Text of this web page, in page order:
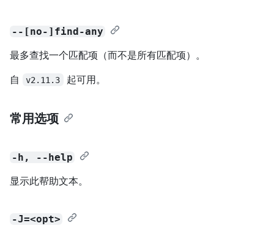
--[no-]find-any
最多查找一个匹配项（而不是所有匹配项）。
自
v2.11.3 起可用。
常用选项
-h, --help
显示此帮助文本。
-J=<opt>